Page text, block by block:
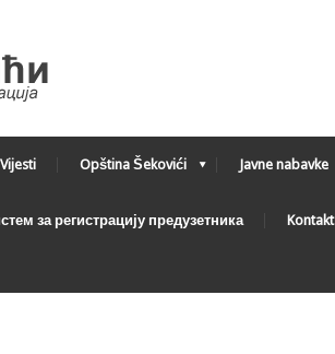
Vijesti Opština Šekovići Javne nabavke
за регистрацију предузетника Kontakt